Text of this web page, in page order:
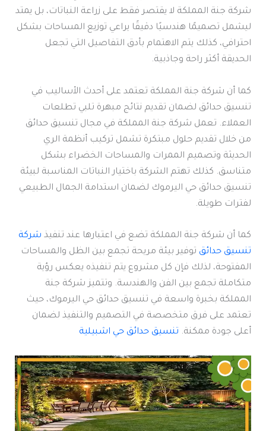
شركة جنة المملكة لا يقتصر فقط على زراعة النباتات، بل يمتد
ليشمل تصميمًا هندسيًا دقيقًا يراعي توزيع المساحات بشكل
احترافي، كذلك يتم الاهتمام بأدق التفاصيل التي تجعل
الحديقة أكثر راحة وجاذبية.
كما أن شركة جنة المملكة تعتمد على أحدث الأساليب في
تنسيق حدائق لضمان تقديم نتائج مبهرة تلبي تطلعات
العملاء. تعمل شركة جنة المملكة في مجال تنسيق حدائق
من خلال تقديم حلول مبتكرة تشمل تركيب أنظمة الري
الحديثة وتصميم الممرات والمساحات الخضراء بشكل
متناسق. كذلك تهتم الشركة باختيار النباتات المناسبة لبيئة
تنسيق حدائق حي اليرموك لضمان استدامة الجمال الطبيعي
لفترات طويلة.
كما أن شركة جنة المملكة تضع في اعتبارها عند تنفيذ شركة
تنسيق حدائق توفير بيئة مريحة تجمع بين الظل والمساحات
المفتوحة، لذلك فإن كل مشروع يتم تنفيذه يعكس رؤية
متكاملة تجمع بين الفن والهندسة. وتتميز شركة جنة
المملكة بخبرة واسعة في تنسيق حدائق حي اليرموك، حيث
تعتمد على فرق متخصصة في التصميم والتنفيذ لضمان
أعلى جودة ممكنة. تنسيق حدائق حي اشبيلية